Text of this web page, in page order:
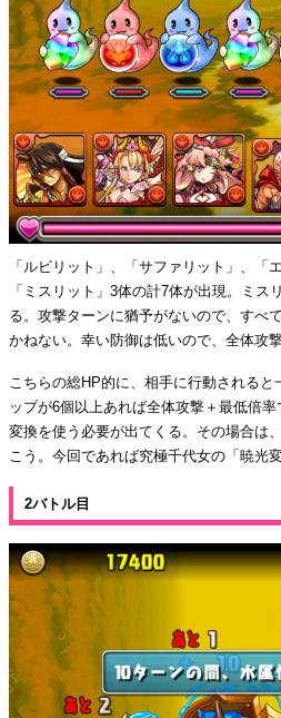
「ルビリット」、「サファリット」、「
「ミスリット」3体の計7体が出現。ミス
る。攻撃ターンに猶予がないので、すべ
かねない。幸い防御は低いので、全体攻
こちらの総HP的に、相手に行動されると
ップが6個以上あれば全体攻撃＋最低倍
変換を使う必要が出てくる。その場合は
こう。今回であれば究極千代女の「暁光
2バトル目